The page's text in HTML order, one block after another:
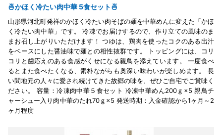
🍜かほく冷たい肉中華 5食セット🍜
山形県河北町発祥のかほく冷たい肉そばの麺を中華めんに変えた「かほ
く冷たい肉中華」です。 冷凍でお届けするので、作り立ての風味のま
まお召し上がりいただけます！ つゆは、鶏肉を使ったコクのある出汁
をベースにした醤油味で麺との相性抜群です。 トッピングには、コリ
コリと歯応えのある食感がくせになる親鳥を添えています。 一度食べ
るとまた食べたくなる、素朴ながらも奥深い味わいが楽しめます。 長
い間地元の人々に愛され続けてきた故郷の味を、ぜひご自宅でご賞味く
ださい。 容量：冷凍肉中華５食セット 冷凍中華めん200ｇ×5 親鳥チ
ャーシュー入り肉中華のたれ70ｇ×5 発送時期：入金確認から1ヶ月～2
ヶ月程度